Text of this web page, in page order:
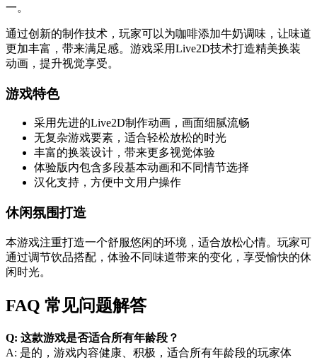
一。
通过创新的制作技术，玩家可以为咖啡添加牛奶调味，让味道
更加丰富，带来满足感。游戏采用Live2D技术打造精美换装
动画，提升视觉享受。
游戏特色
采用先进的Live2D制作动画，画面细腻流畅
无复杂游戏要素，适合轻松放松的时光
丰富的换装设计，带来更多视觉体验
体验版内包含多段基本动画和不同情节选择
汉化支持，方便中文用户操作
休闲氛围打造
本游戏注重打造一个舒服悠闲的环境，适合放松心情。玩家可
通过调节饮品搭配，体验不同味道带来的变化，享受愉快的休
闲时光。
FAQ 常见问题解答
Q: 这款游戏是否适合所有年龄段？
A: 是的，游戏内容健康、积极，适合所有年龄段的玩家体